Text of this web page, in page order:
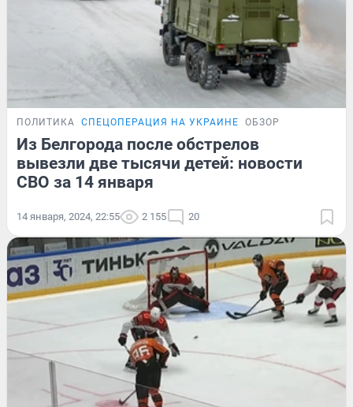
ПОЛИТИКА СПЕЦОПЕРАЦИЯ НА УКРАИНЕ ОБЗОР
Из Белгорода после обстрелов
вывезли две тысячи детей: новости
СВО за 14 января
14 января, 2024, 22:55 2 155 20